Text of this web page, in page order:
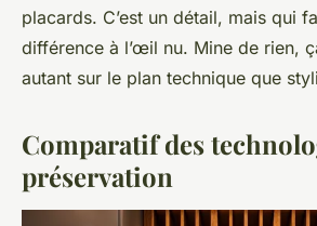
placards. C’est un détail, mais qui
différence à l’œil nu. Mine de rien,
autant sur le plan technique que
Comparatif des
préservation